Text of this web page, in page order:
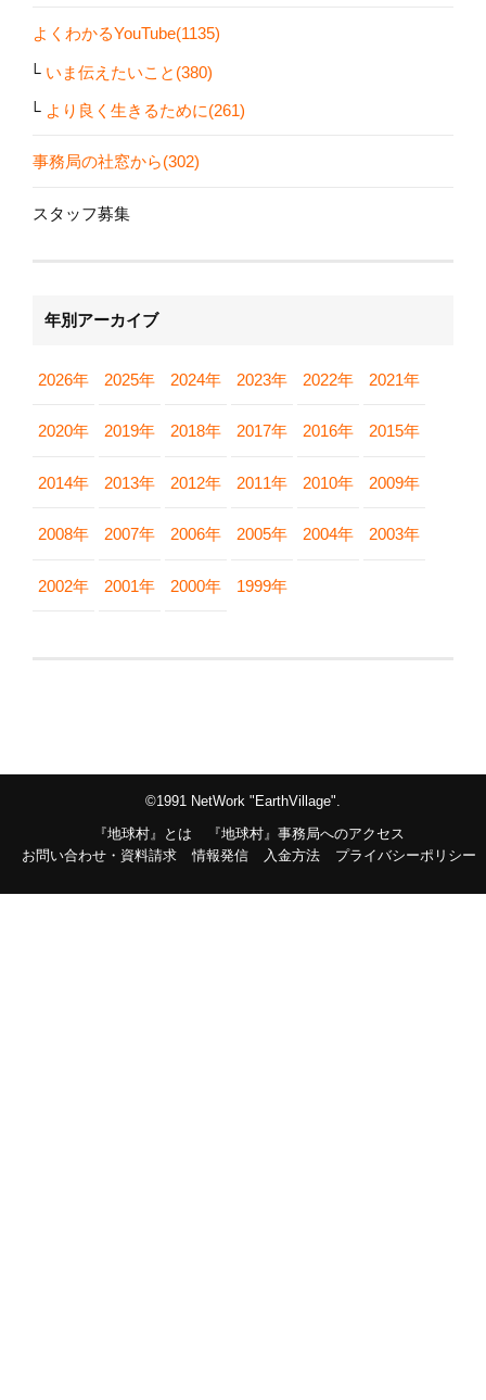
よくわかるYouTube(1135)
いま伝えたいこと(380)
より良く生きるために(261)
事務局の社窓から(302)
スタッフ募集
年別アーカイブ
2026年 2025年 2024年 2023年 2022年 2021年
2020年 2019年 2018年 2017年 2016年 2015年
2014年 2013年 2012年 2011年 2010年 2009年
2008年 2007年 2006年 2005年 2004年 2003年
2002年 2001年 2000年 1999年
©1991 NetWork "EarthVillage".
『地球村』とは
『地球村』事務局へのアクセス
お問い合わせ・資料請求
情報発信 入金方法 プライバシーポリシー